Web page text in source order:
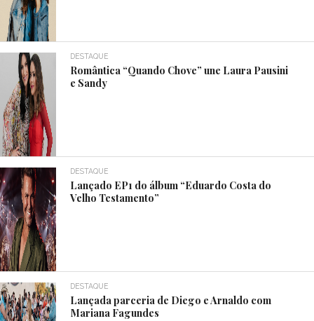
DESTAQUE
Romântica “Quando Chove” une Laura Pausini
e Sandy
DESTAQUE
Lançado EP1 do álbum “Eduardo Costa do
Velho Testamento”
DESTAQUE
Lançada parceria de Diego e Arnaldo com
Mariana Fagundes